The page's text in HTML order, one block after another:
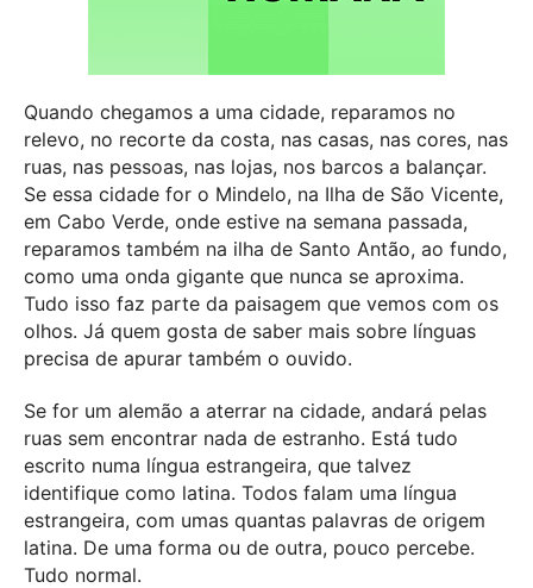
Quando chegamos a uma cidade, reparamos no
relevo, no recorte da costa, nas casas, nas cores, nas
ruas, nas pessoas, nas lojas, nos barcos a balançar.
Se essa cidade for o Mindelo, na Ilha de São Vicente,
em Cabo Verde, onde estive na semana passada,
reparamos também na ilha de Santo Antão, ao fundo,
como uma onda gigante que nunca se aproxima.
Tudo isso faz parte da paisagem que vemos com os
olhos. Já quem gosta de saber mais sobre línguas
precisa de apurar também o ouvido.
Se for um alemão a aterrar na cidade, andará pelas
ruas sem encontrar nada de estranho. Está tudo
escrito numa língua estrangeira, que talvez
identifique como latina. Todos falam uma língua
estrangeira, com umas quantas palavras de origem
latina. De uma forma ou de outra, pouco percebe.
Tudo normal.